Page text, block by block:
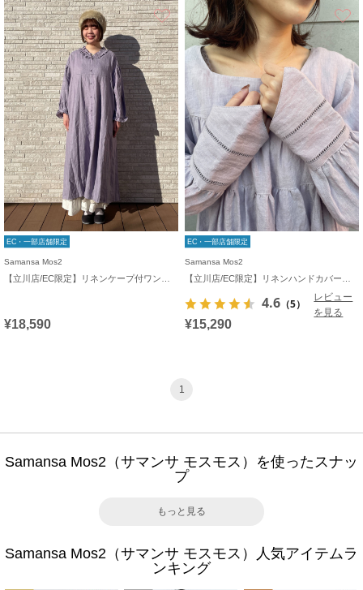
お気に入り
EC・一部店舗限定
Samansa Mos2
¥18,590
EC・一部店舗限定
Samansa Mos2
4.6 （5）
レビュー
を見る
¥15,290
1
Samansa Mos2（サマンサ モスモス）を使ったスナッ
プ
もっと見る
Samansa Mos2（サマンサ モスモス）人気アイテムラ
ンキング